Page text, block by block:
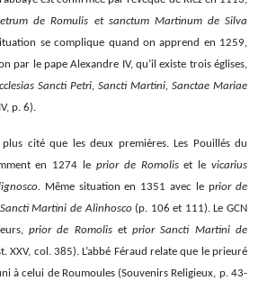
de Romulis et sanctum Martinum de Silva
se complique quand on apprend en 1259,
par le pape Alexandre IV, qu’il existe trois églises,
Sancti Petri, Sancti Martini, Sanctae Mariae
p. 6).
plus cité que les deux premières. Les Pouillés du
en 1274 le prior de Romoliset levicarius
Même situation en 1351 avec le prior de
Martini de Alinhosco(p. 106 et 111). Le GCN
prior de Romolis etprior Sancti Martini de
XXV, col. 385). L’abbé Féraud relate que le prieuré
à celui de Roumoules (Souvenirs Religieux, p. 43-